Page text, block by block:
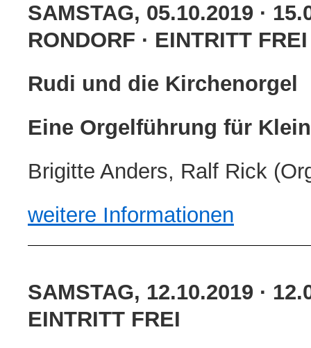
SAMSTAG, 05.10.2019 ·
RONDORF · EINTRITT FREI
Rudi und die Kirchenorgel
Eine Orgelführung für
Brigitte Anders, Ralf Rick
weitere Informationen
SAMSTAG, 12.10.2019 ·
EINTRITT FREI